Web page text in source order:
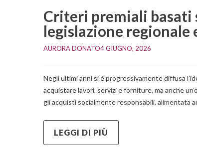
Criteri premiali
legislazione regionale
AURORA DONATO4 GIUGNO, 2026
Negli ultimi anni si è progressivamente diffusa
acquistare lavori, servizi e forniture, ma anche
gli acquisti socialmente responsabili, alimentata
LEGGI DI PIÙ